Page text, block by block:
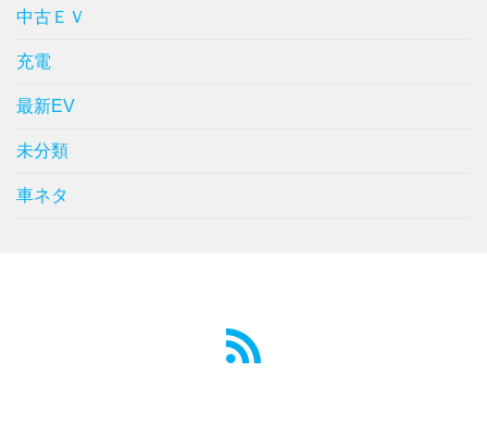
中古ＥＶ
充電
最新EV
未分類
車ネタ